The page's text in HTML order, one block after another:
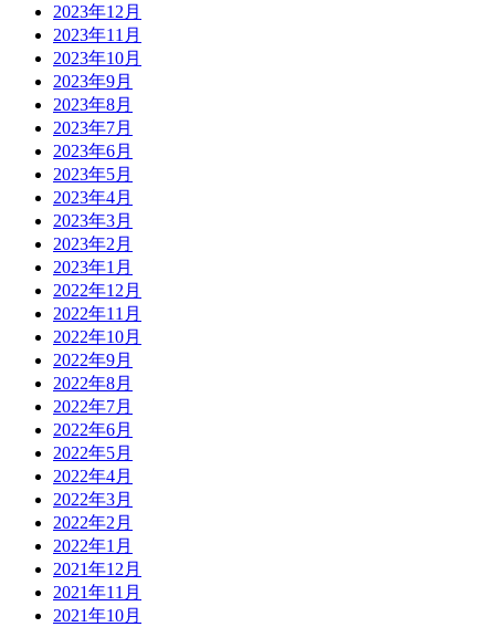
2023年12月
2023年11月
2023年10月
2023年9月
2023年8月
2023年7月
2023年6月
2023年5月
2023年4月
2023年3月
2023年2月
2023年1月
2022年12月
2022年11月
2022年10月
2022年9月
2022年8月
2022年7月
2022年6月
2022年5月
2022年4月
2022年3月
2022年2月
2022年1月
2021年12月
2021年11月
2021年10月